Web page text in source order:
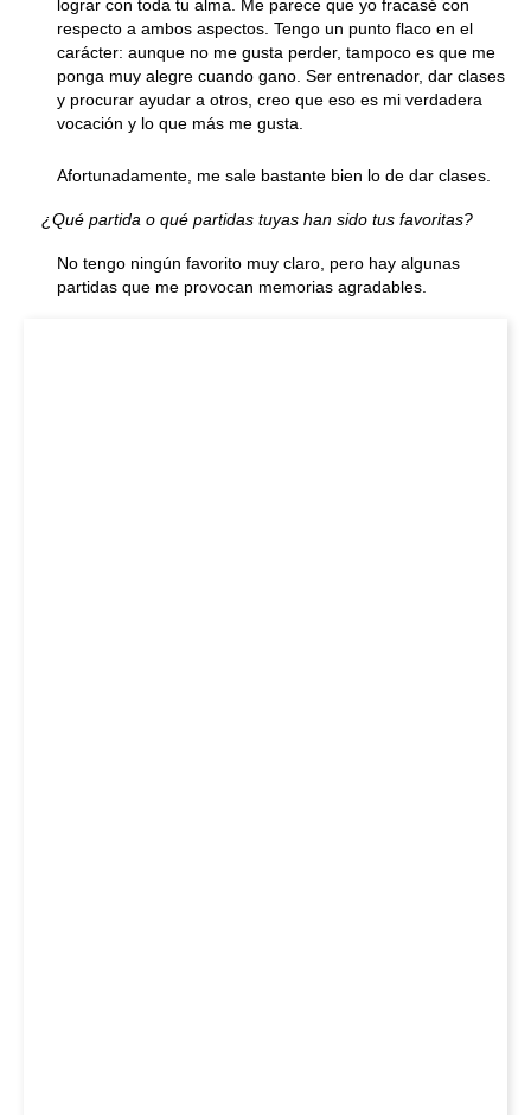
lograr con toda tu alma. Me parece que yo fracasé con
respecto a ambos aspectos. Tengo un punto flaco en el
carácter: aunque no me gusta perder, tampoco es que me
ponga muy alegre cuando gano. Ser entrenador, dar clases
y procurar ayudar a otros, creo que eso es mi verdadera
vocación y lo que más me gusta.
Afortunadamente, me sale bastante bien lo de dar clases.
¿Qué partida o qué partidas tuyas han sido tus favoritas?
No tengo ningún favorito muy claro, pero hay algunas
partidas que me provocan memorias agradables.